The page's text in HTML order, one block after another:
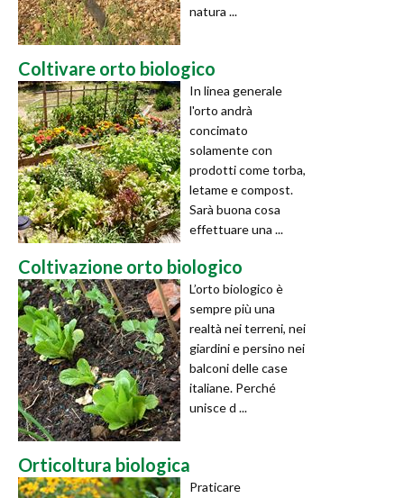
natura ...
Coltivare orto biologico
In linea generale
l'orto andrà
concimato
solamente con
prodotti come torba,
letame e compost.
Sarà buona cosa
effettuare una ...
Coltivazione orto biologico
L’orto biologico è
sempre più una
realtà nei terreni, nei
giardini e persino nei
balconi delle case
italiane. Perché
unisce d ...
Orticoltura biologica
Praticare